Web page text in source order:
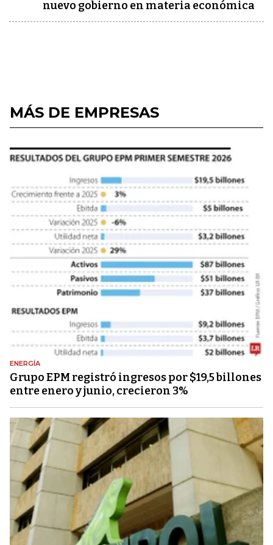
nuevo gobierno en materia económica
MÁS DE EMPRESAS
ENERGÍA
Grupo EPM registró ingresos por $19,5 billones
entre enero y junio, crecieron 3%